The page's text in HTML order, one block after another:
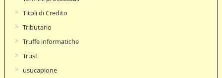
Titoli di Credito
Tributario
Truffe informatiche
Trust
usucapione